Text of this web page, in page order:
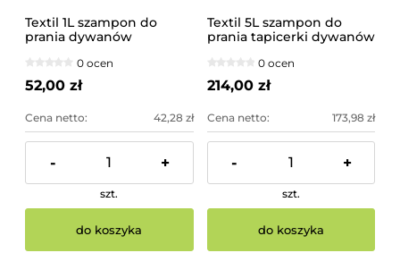
Textil 1L szampon do
prania dywanów
0 ocen
52,00 zł
Cena netto: 42,28 zł
- +
szt.
do koszyka
Textil 5L szampon do
prania tapicerki dywanów
0 ocen
214,00 zł
Cena netto: 173,98 zł
- +
szt.
do koszyka